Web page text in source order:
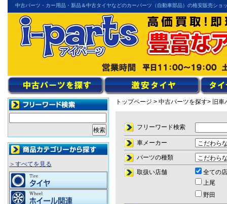
中古パーツ・カー用品・新品＆中古タイヤなどのカーパーツ（自動車部品）の格安販売ショ
トップページ > 中古パーツを探す> 旧車
フリーワード検索
車メーカー
パーツの種類
取扱い店舗
全ての
上尾
野田
＞すべてを見る